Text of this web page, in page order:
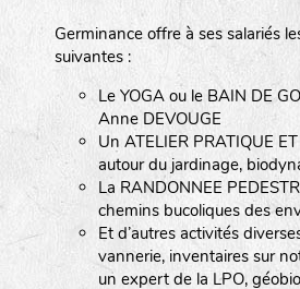
Germinance offre à ses salariés
suivantes :
Le YOGA ou le BAIN DE
Anne DEVOUGE
Un ATELIER PRATIQUE
autour du jardinage,
La RANDONNEE
chemins bucoliques des
Et d’autres activités
vannerie, inventaires sur
un expert de la LPO,